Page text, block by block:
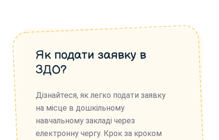
Як подати заявку в
ЗДО?
Дізнайтеся, як легко подати заявку
на місце в дошкільному
навчальному закладі через
електронну чергу. Крок за кроком